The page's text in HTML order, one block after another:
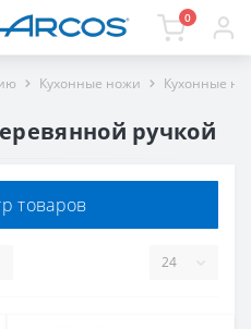
0
Кухонные ножи Кухонные
ручкой
товаров